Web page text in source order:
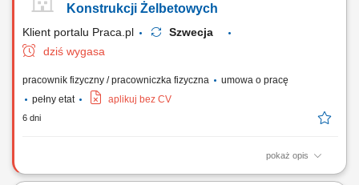
szalunków. Prowadzenie robót betoniarskich przy wznoszeniu obiektów
Konstrukcji Żelbetowych
Klient portalu Praca.pl
Szwecja
dziś wygasa
pracownik fizyczny / pracowniczka fizyczna
umowa o pracę
pełny etat
aplikuj bez CV
6 dni
pokaż opis
Układanie elementów ze stali zbrojeniowej w formach i deskowaniach